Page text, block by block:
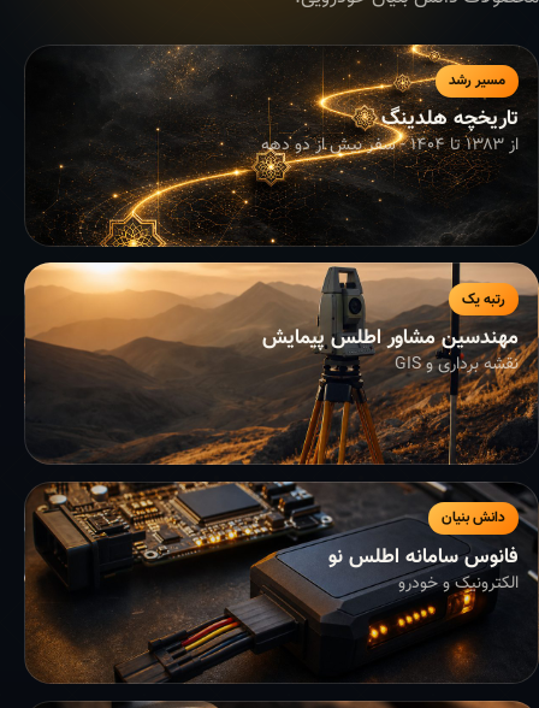
مسیر رشد
تاریخچه هلدینگ
از ۱۳۸۳ تا ۱۴۰۴ - سفر بیش از دو دهه
رتبه یک
مهندسین مشاور اطلس پیمایش
نقشه برداری و GIS
دانش بنیان
فانوس سامانه اطلس نو
الکترونیک و خودرو